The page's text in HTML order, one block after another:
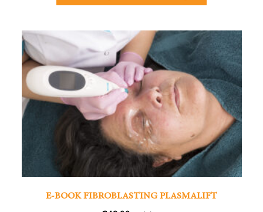
E-BOOK FIBROBLASTING PLASMALIFT